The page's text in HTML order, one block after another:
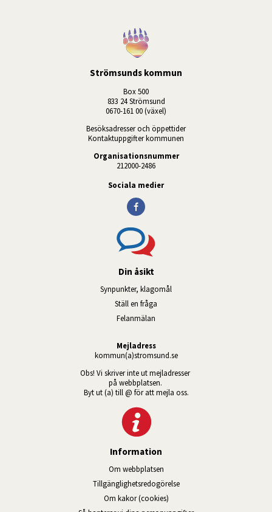
Strömsunds kommun
Box 500
833 24 Strömsund
0670-161 00 (växel)
Besöksadresser och öppettider
Kontaktuppgifter kommunen
Organisationsnummer
212000-2486
Sociala medier
Din åsikt
Synpunkter, klagomål
Ställ en fråga
Felanmälan
Mejladress
kommun(a)stromsund.se
Obs! Vi skriver inte ut mejladresser
på webbplatsen.
Byt ut (a) till @ för att mejla oss.
Information
Om webbplatsen
Tillgänglig­hets­redo­görelse
Om kakor (cookies)